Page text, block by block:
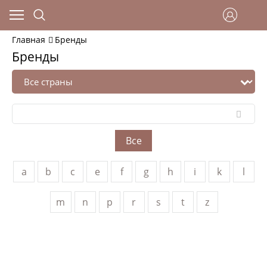
Главная Бренды
Бренды
Все
a b c e f g h i k l
m n p r s t z